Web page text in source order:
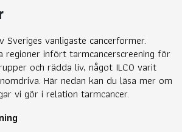
Sveriges vanligaste cancerformer.
regioner infört tarmcancerscreening för
och rädda liv, något ILCO varit
Här nedan kan du läsa mer om
vi gör i relation tarmcancer.